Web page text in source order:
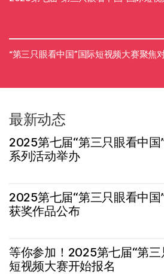
“第三只眼看中国”国际短视频大赛聚焦
最新动态
2025第七届“第三只眼看中国
系列活动举办
2025第七届“第三只眼看中国
获奖作品公布
等你参加！2025第七届“第三
短视频大赛开始报名